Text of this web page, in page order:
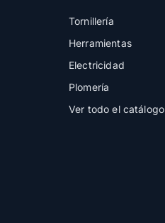
Tornillería
Herramientas
Electricidad
Plomería
Ver todo el catálogo